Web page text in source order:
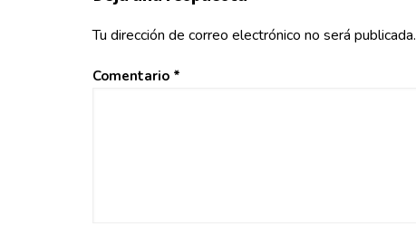
Tu dirección de correo electrónico no será publicada.
Comentario *